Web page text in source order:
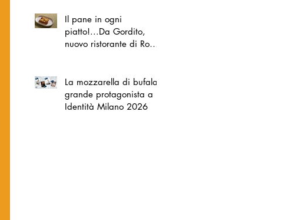
Il pane in ogni
piatto!...Da Gordito,
nuovo ristorante di Roma
La mozzarella di bufala
grande protagonista a
Identità Milano 2026